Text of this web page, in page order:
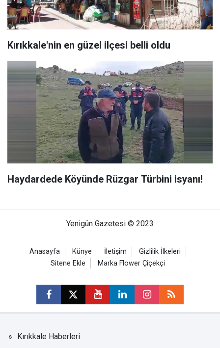
Kırıkkale'nin en güzel ilçesi belli oldu
Haydardede Köyünde Rüzgar Türbini isyanı!
Yenigün Gazetesi © 2023
Anasayfa Künye İletişim
Gizlilik İlkeleri
Sitene Ekle
Marka Flower Çiçekçi
Kırıkkale Haberleri